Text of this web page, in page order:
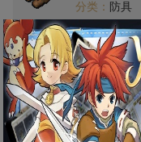
分类： 防具
安全鞋
分类：防具
狮子之鞋
分类：防具